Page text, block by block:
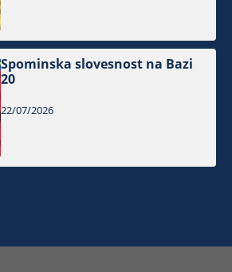
Spominska slovesnost na Bazi
20
22/07/2026